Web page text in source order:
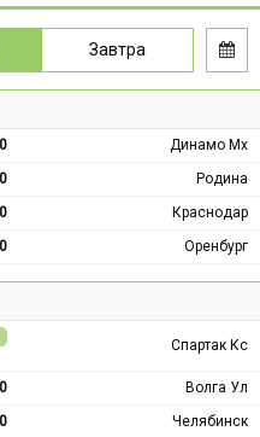
Завтра
Динамо Мх
Родина
Краснодар
Оренбург
Спартак Кс
Волга Ул
Челябинск